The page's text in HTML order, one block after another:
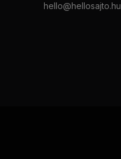
hello@hellosajto.hu